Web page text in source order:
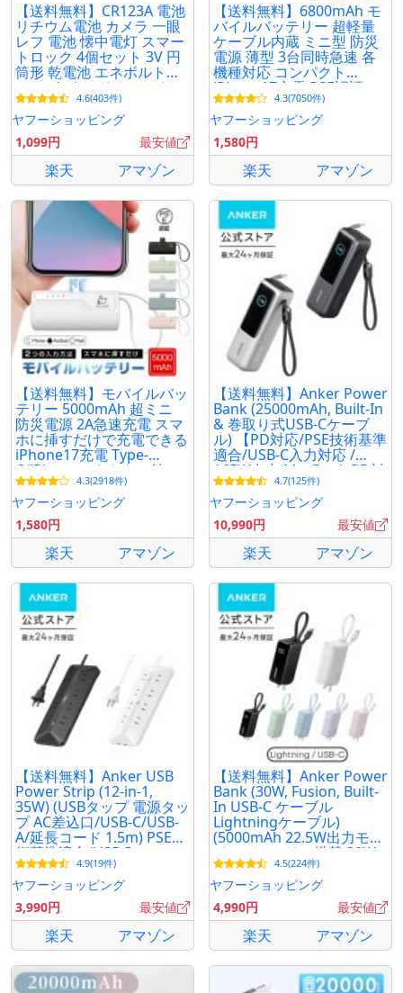
【送料無料】CR123A 電池
リチウム電池 カメラ 一眼
レフ 電池 懐中電灯 スマー
トロック 4個セット 3V 円
筒形 乾電池 エネボルト
enevolt キュリオロック セ
サミ 爆買 4.6(403件)
ヤフーショッピング
1,099円
最安値
楽天 アマゾン
【送料無料】6800mAh モ
バイルバッテリー 超軽量
ケーブル内蔵 ミニ型 防災
電源 薄型 3台同時急速 各
機種対応 コンパクト
iPhone17充電 PSE認証
【PL保険加入済み製品・安
心】
4.3(7050件)
ヤフーショッピング
1,580円
楽天 アマゾン
【送料無料】モバイルバッ
テリー 5000mAh 超ミニ
防災電源 2A急速充電 スマ
ホに挿すだけで充電できる
iPhone17充電 Type-
C/iPhoneコネクター付
【PL保険加入済み製品・安
心】
4.3(2918件)
ヤフーショッピング
1,580円
楽天 アマゾン
【送料無料】Anker Power
Bank (25000mAh, Built-In
& 巻取り式USB-Cケーブ
ル) 【PD対応/PSE技術基準
適合/USB-C入力対応 /
165W出力 MacBook PD対
応Windows4.7(125件)
ヤフーショッピング
10,990円
最安値
楽天 アマゾン
【送料無料】Anker USB
Power Strip (12-in-1,
35W) (USBタップ 電源タッ
プ AC差込口/USB-C/USB-
A/延長コード 1.5m) PSE技
術基準適合/USB Power
Delivery対応
4.9(19件)
ヤフーショッピング
3,990円
最安値
楽天 アマゾン
【送料無料】Anker Power
Bank (30W, Fusion, Built-
In USB-C ケーブル
Lightningケーブル)
(5000mAh 22.5W出力モバ
イルバッテリー搭載 30W
出力) 4.5(224件)
ヤフーショッピング
4,990円
最安値
楽天 アマゾン